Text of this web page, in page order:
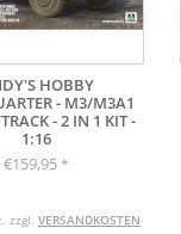
HOBBY
- M3/M3A1
- 2 IN 1 KIT -
1:16
€159,95 *
zzgl. VERSANDKOSTEN